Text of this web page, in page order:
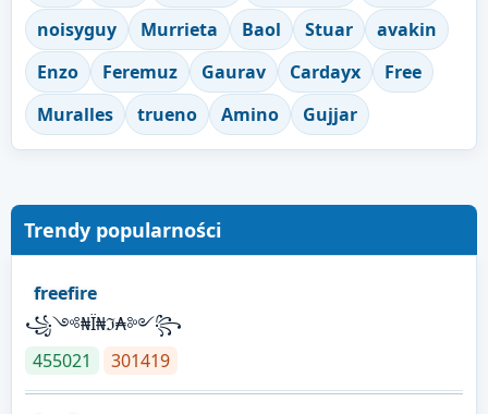
noisyguy
Murrieta Baol Stuar
avakin
Enzo
Feremuz Gaurav Cardayx
Free
Muralles
trueno Amino Gujjar
Trendy popularności
freefire
꧁༺₦Ї₦ℑ₳༻꧂
455021
301419